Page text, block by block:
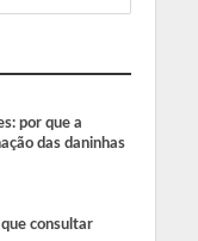
por que a
das daninhas
consultar